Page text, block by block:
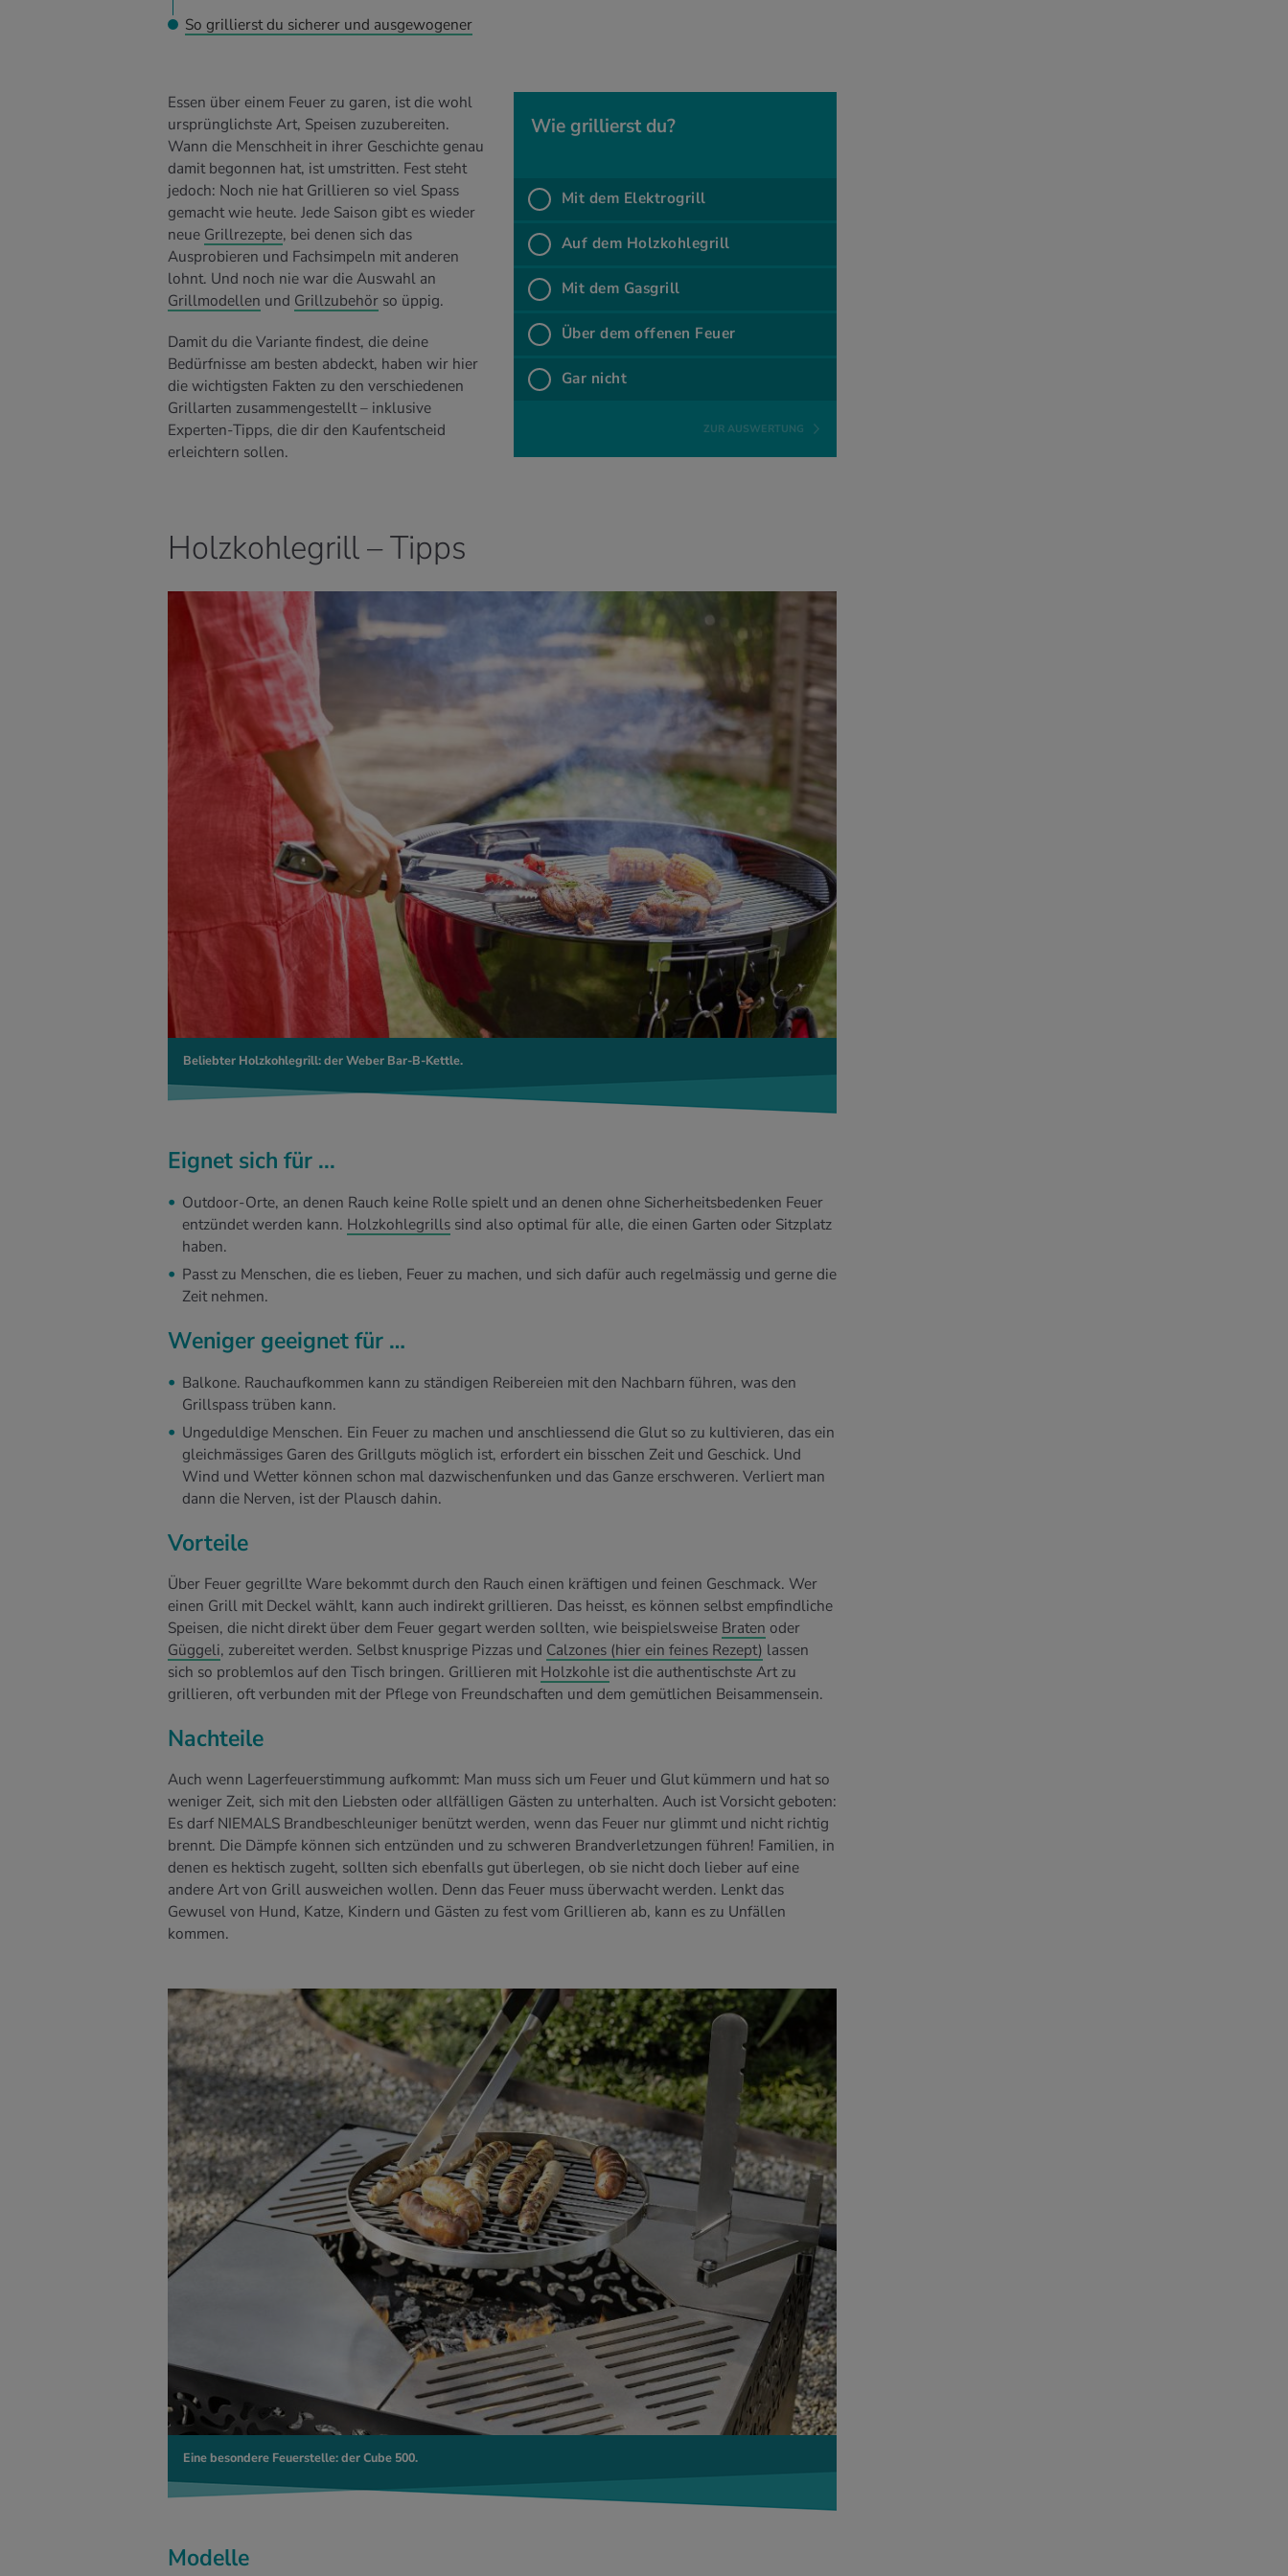
So grillierst du sicherer und ausgewogener
Wie gril­lierst du?
Mit dem Elek­tro­grill
Auf dem Holz­koh­le­grill
Mit dem Gas­grill
Über dem of­fe­nen Feuer
Gar nicht
ZUR AUSWERTUNG
%
%
%
Essen über einem Feuer zu garen, ist die wohl
ursprünglichste Art, Speisen zuzubereiten.
Wann die Menschheit in ihrer Geschichte genau
damit begonnen hat, ist umstritten. Fest steht
jedoch: Noch nie hat Grillieren so viel Spass
gemacht wie heute. Jede Saison gibt es wieder
neue Grillrezepte, bei denen sich das
Ausprobieren und Fachsimpeln mit anderen
lohnt. Und noch nie war die Auswahl an
Grillmodellen und Grillzubehörso üppig.
Damit du die Variante findest, die deine
Bedürfnisse am besten abdeckt, haben wir hier
die wichtigsten Fakten zu den verschiedenen
Grillarten zusammengestellt – inklusive
Experten-Tipps, die dir den Kaufentscheid
erleichtern sollen.
Holzkohlegrill – Tipps
Beliebter Holzkohlegrill: der Weber Bar-B-Kettle.
Eignet sich für ...
Outdoor-Orte, an denen Rauch keine Rolle spielt und an denen ohne Sicherheitsbedenken Feuer
entzündet werden kann. Holzkohlegrillssind also optimal für alle, die einen Garten oder Sitzplatz
haben.
Passt zu Menschen, die es lieben, Feuer zu machen, und sich dafür auch regelmässig und gerne die
Zeit nehmen.
Weniger geeignet für …
Balkone. Rauchaufkommen kann zu ständigen Reibereien mit den Nachbarn führen, was den
Grillspass trüben kann.
Ungeduldige Menschen. Ein Feuer zu machen und anschliessend die Glut so zu kultivieren, das ein
gleichmässiges Garen des Grillguts möglich ist, erfordert ein bisschen Zeit und Geschick. Und
Wind und Wetter können schon mal dazwischenfunken und das Ganze erschweren. Verliert man
dann die Nerven, ist der Plausch dahin.
Vorteile
Über Feuer gegrillte Ware bekommt durch den Rauch einen kräftigen und feinen Geschmack. Wer
einen Grill mit Deckel wählt, kann auch indirekt grillieren. Das heisst, es können selbst empfindliche
Speisen, die nicht direkt über dem Feuer gegart werden sollten, wie beispielsweise Braten oder
Güggeli, zubereitet werden. Selbst knusprige Pizzas und Calzones (hier ein feines Rezept) lassen
sich so problemlos auf den Tisch bringen. Grillieren mitHolzkohleist die authentischste Art zu
grillieren, oft verbunden mit der Pflege von Freundschaften und dem gemütlichen Beisammensein.
Nachteile
Auch wenn Lagerfeuerstimmung aufkommt: Man muss sich um Feuer und Glut kümmern und hat so
weniger Zeit, sich mit den Liebsten oder allfälligen Gästen zu unterhalten. Auch ist Vorsicht geboten:
Es darf NIEMALS Brandbeschleuniger benützt werden, wenn das Feuer nur glimmt und nicht richtig
brennt. Die Dämpfe können sich entzünden und zu schweren Brandverletzungen führen! Familien, in
denen es hektisch zugeht, sollten sich ebenfalls gut überlegen, ob sie nicht doch lieber auf eine
andere Art von Grill ausweichen wollen. Denn das Feuer muss überwacht werden. Lenkt das
Gewusel von Hund, Katze, Kindern und Gästen zu fest vom Grillieren ab, kann es zu Unfällen
kommen.
Eine besondere Feuerstelle: der Cube 500.
Modelle